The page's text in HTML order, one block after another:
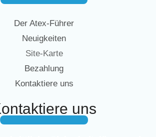
Der Atex-Führer
Neuigkeiten
Site-Karte
Bezahlung
Kontaktiere uns
uns